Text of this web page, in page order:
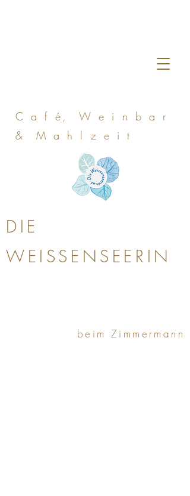
beim Zimmermann
C a f é, W e i n b a r
& M a h l z e i t
DIE
WEISSENSEERIN